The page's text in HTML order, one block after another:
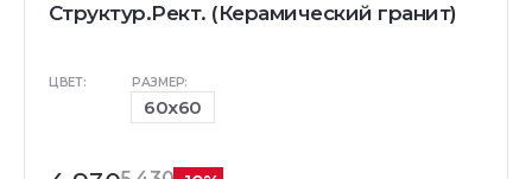
Структур.Рект. (Керамический гранит)
ЦВЕТ: РАЗМЕР:
60x60